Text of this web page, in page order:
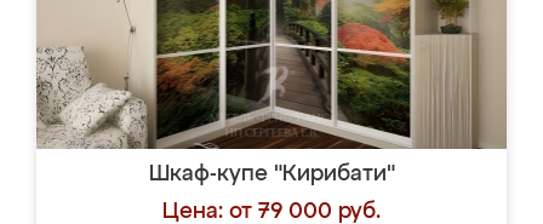
Шкаф-купе "Кирибати"
Цена: от 79 000 руб.